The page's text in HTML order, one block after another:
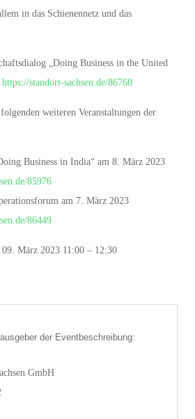
in das Schienennetz und das
„Doing Business in the United
https://standort-sachsen.de/86760
weiteren Veranstaltungen der
Business in India“ am 8. März 2023
85976
am 7. März 2023
86449
09. März 2023 11:00 – 12:30
der Eventbeschreibung:
GmbH